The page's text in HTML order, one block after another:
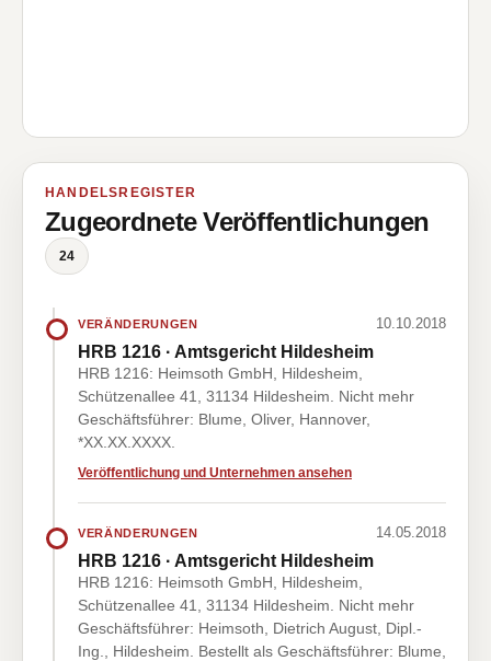
HANDELSREGISTER
Zugeordnete Veröffentlichungen
24
VERÄNDERUNGEN 10.10.2018
HRB 1216 · Amtsgericht Hildesheim
HRB 1216: Heimsoth GmbH, Hildesheim,
Schützenallee 41, 31134 Hildesheim. Nicht mehr
Geschäftsführer: Blume, Oliver, Hannover,
*XX.XX.XXXX.
Veröffentlichung und Unternehmen ansehen
VERÄNDERUNGEN 14.05.2018
HRB 1216 · Amtsgericht Hildesheim
HRB 1216: Heimsoth GmbH, Hildesheim,
Schützenallee 41, 31134 Hildesheim. Nicht mehr
Geschäftsführer: Heimsoth, Dietrich August, Dipl.-
Ing., Hildesheim. Bestellt als Geschäftsführer: Blume,